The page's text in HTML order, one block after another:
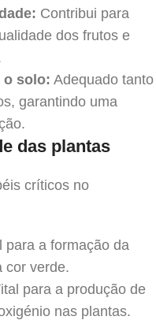
Contribui para
dos frutos e
o solo: Adequado tanto
garantindo uma
das plantas
críticos no
para a formação da
cor verde.
para a produção de
nas plantas.